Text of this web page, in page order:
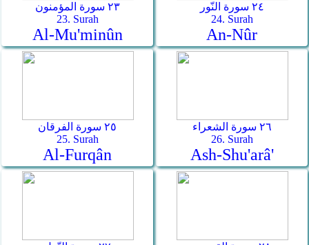
٢٣ سورة المؤمنون
23. Surah
Al-Mu'minûn
٢٤ سورة النّور
24. Surah
An-Nûr
٢٥ سورة الفرقان
25. Surah
Al-Furqân
٢٦ سورة الشعراء
26. Surah
Ash-Shu'arâ'